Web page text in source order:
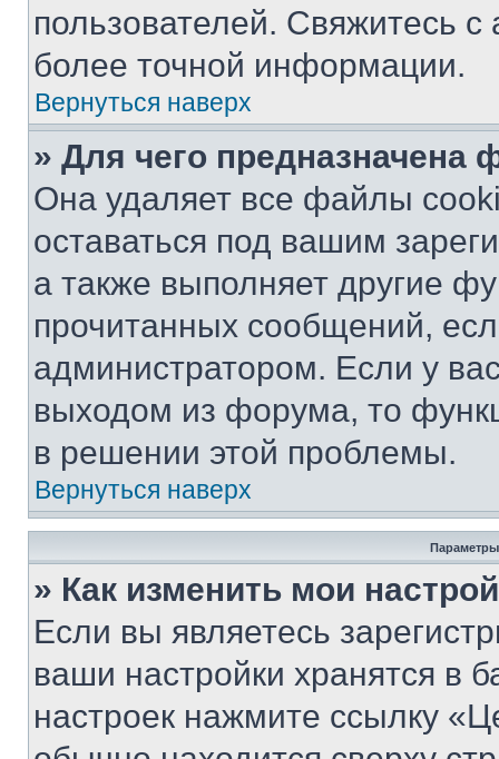
пользователей. Свяжитесь
более точной информации.
Вернуться наверх
» Для чего предназначена
Она удаляет все файлы
оставаться под вашим
а также выполняет другие
прочитанных сообщений,
администратором. Если у
выходом из форума, то
в решении этой проблемы.
Вернуться наверх
Параметры
» Как изменить мои
Если вы являетесь
ваши настройки хранятся в
настроек нажмите ссылку